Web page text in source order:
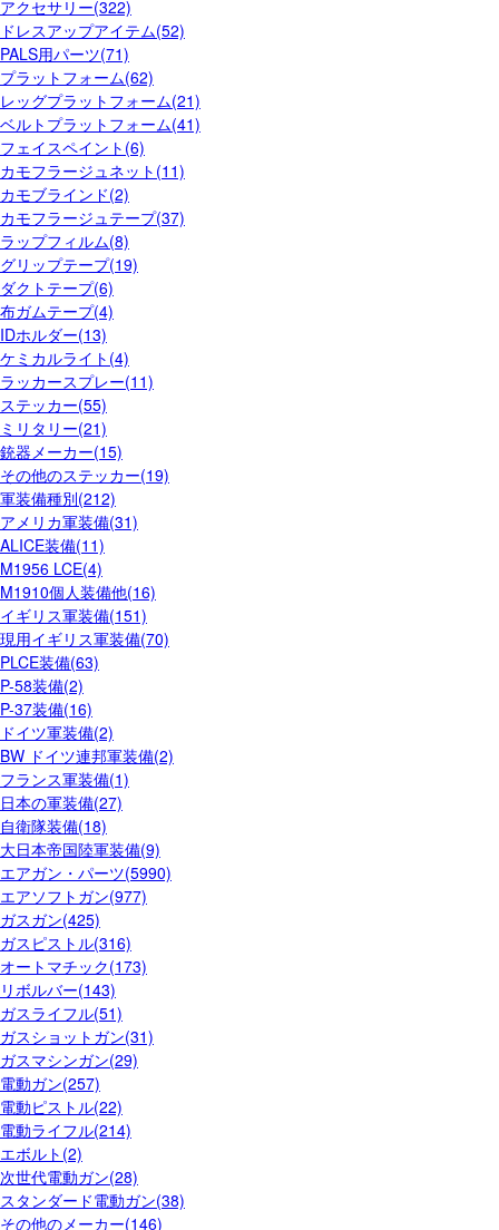
アクセサリー(322)
ドレスアップアイテム(52)
PALS用パーツ(71)
プラットフォーム(62)
レッグプラットフォーム(21)
ベルトプラットフォーム(41)
フェイスペイント(6)
カモフラージュネット(11)
カモブラインド(2)
カモフラージュテープ(37)
ラップフィルム(8)
グリップテープ(19)
ダクトテープ(6)
布ガムテープ(4)
IDホルダー(13)
ケミカルライト(4)
ラッカースプレー(11)
ステッカー(55)
ミリタリー(21)
銃器メーカー(15)
その他のステッカー(19)
軍装備種別(212)
アメリカ軍装備(31)
ALICE装備(11)
M1956 LCE(4)
M1910個人装備他(16)
イギリス軍装備(151)
現用イギリス軍装備(70)
PLCE装備(63)
P-58装備(2)
P-37装備(16)
ドイツ軍装備(2)
BW ドイツ連邦軍装備(2)
フランス軍装備(1)
日本の軍装備(27)
自衛隊装備(18)
大日本帝国陸軍装備(9)
エアガン・パーツ(5990)
エアソフトガン(977)
ガスガン(425)
ガスピストル(316)
オートマチック(173)
リボルバー(143)
ガスライフル(51)
ガスショットガン(31)
ガスマシンガン(29)
電動ガン(257)
電動ピストル(22)
電動ライフル(214)
エボルト(2)
次世代電動ガン(28)
スタンダード電動ガン(38)
その他のメーカー(146)